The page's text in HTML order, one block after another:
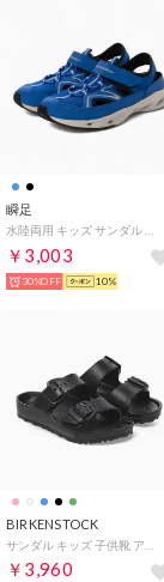
瞬足
水陸両用 キッズ サンダル （ブルー/グレー）
￥3,003
30%OFF 10%
BIRKENSTOCK
￥3,960